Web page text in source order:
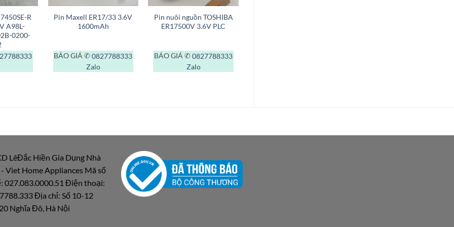
R
A98L-
0200-
Pin Maxell ER17/33 3.6V
1600mAh
BÁO GIÁ ✆0827788333
Zalo
Pin nuôi nguồn TOSHIBA
ER17500V 3.6V PLC
BÁO GIÁ ✆0827788333
Zalo
LêĐắc Hiền Gia Dụng Nhà
Viet Home Appliances Mã số
027.083.0000.51 Điện thoại:
Địa chỉ: Số 10-12
Nghĩa Đô, Hà Nội